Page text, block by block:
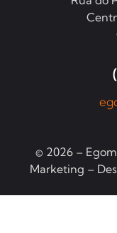
© 2026 –
Marketing –